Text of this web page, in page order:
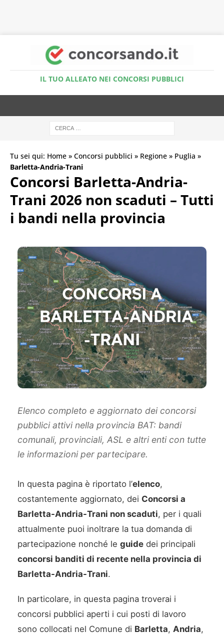
IL TUO ALLEATO NEI CONCORSI PUBBLICI
Tu sei qui: Home » Concorsi pubblici » Regione » Puglia »
Barletta-Andria-Trani
Concorsi Barletta-Andria-
Trani 2026 non scaduti – Tutti
i bandi nella provincia
Elenco completo e aggiornato dei concorsi
pubblici attivi nella provincia BAT: bandi
comunali, provinciali, ASL e altri enti con tutte
le informazioni per partecipare.
In questa pagina è riportato l’elenco,
costantemente aggiornato, dei Concorsi a
Barletta-Andria-Trani non scaduti, per i quali
attualmente puoi inoltrare la tua domanda di
partecipazione nonché le guide dei principali
concorsi banditi di recente nella provincia di
Barletta-Andria-Trani.
In particolare, in questa pagina troverai i
concorsi pubblici aperti i cui posti di lavoro
sono collocati nel Comune di Barletta, Andria,